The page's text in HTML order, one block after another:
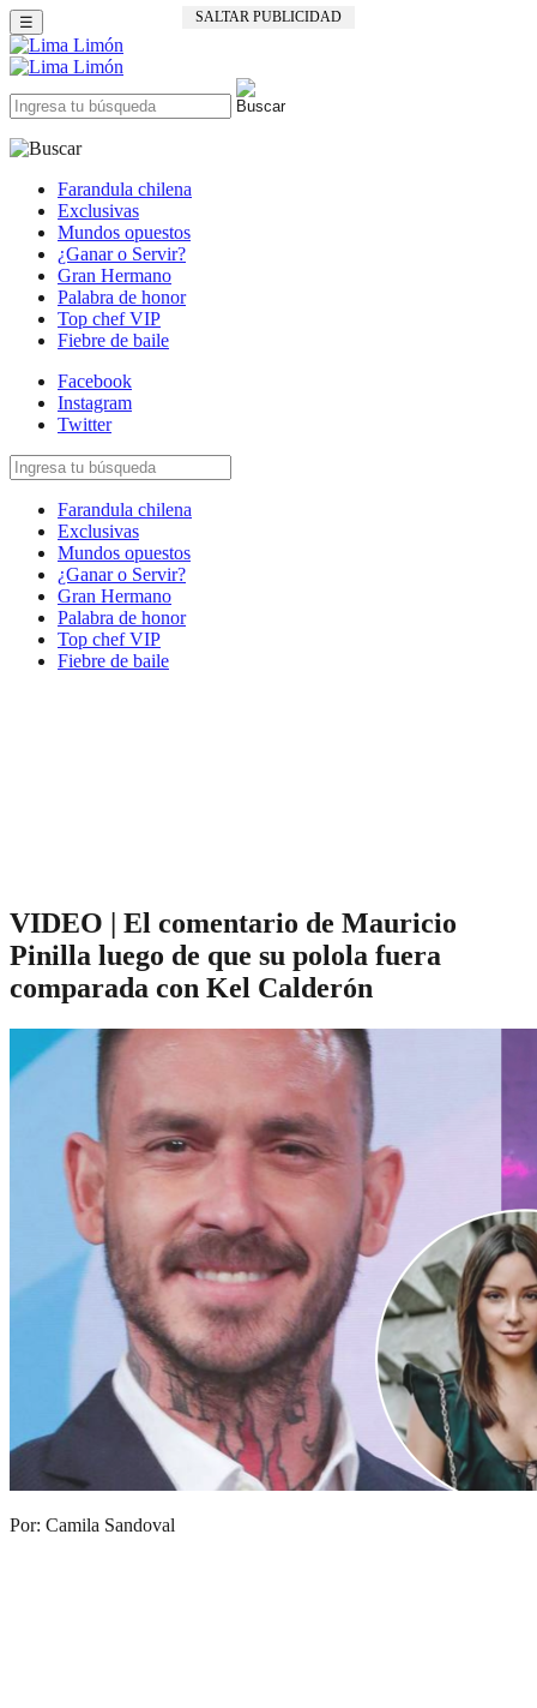
SALTAR PUBLICIDAD
☰
Farandula chilena
Exclusivas
Mundos opuestos
¿Ganar o Servir?
Gran Hermano
Palabra de honor
Top chef VIP
Fiebre de baile
Facebook
Instagram
Twitter
Farandula chilena
Exclusivas
Mundos opuestos
¿Ganar o Servir?
Gran Hermano
Palabra de honor
Top chef VIP
Fiebre de baile
VIDEO | El comentario de Mauricio
Pinilla luego de que su polola fuera
comparada con Kel Calderón
Por: Camila Sandoval